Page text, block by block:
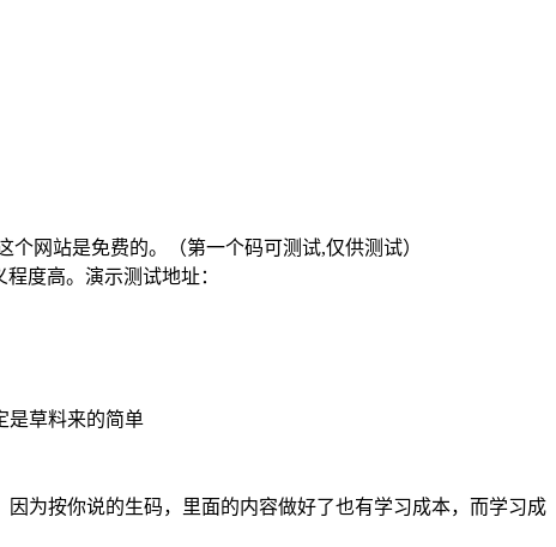
网站是免费的。（第一个码可测试,仅供测试）
度高。演示测试地址：
是草料来的简单
为按你说的生码，里面的内容做好了也有学习成本，而学习成